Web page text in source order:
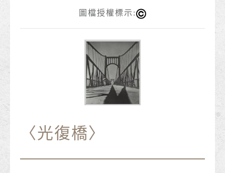
圖檔授權標示:
〈光復橋〉